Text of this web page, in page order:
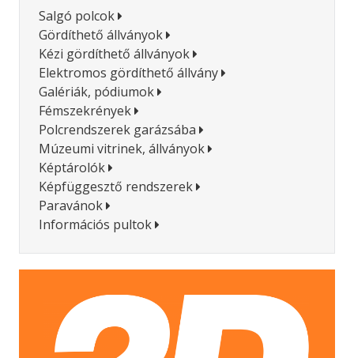
Salgó polcok
Gördíthető állványok
Kézi gördíthető állványok
Elektromos gördíthető állvány
Galériák, pódiumok
Fémszekrények
Polcrendszerek garázsába
Múzeumi vitrinek, állványok
Képtárolók
Képfüggesztő rendszerek
Paravánok
Információs pultok